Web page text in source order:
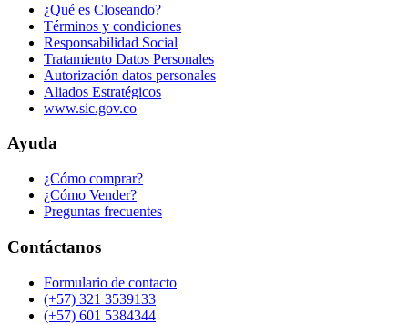
¿Qué es Closeando?
Términos y condiciones
Responsabilidad Social
Tratamiento Datos Personales
Autorización datos personales
Aliados Estratégicos
www.sic.gov.co
Ayuda
¿Cómo comprar?
¿Cómo Vender?
Preguntas frecuentes
Contáctanos
Formulario de contacto
(+57) 321 3539133
(+57) 601 5384344